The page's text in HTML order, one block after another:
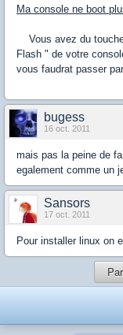
Ma console ne boot
Vous avez du
Flash " de votre
vous faudrat passer
bugess
16 oct. 2011
mais pas la peine de
egalement comme un
Sansors
17 oct. 2011
Pour installer linux on